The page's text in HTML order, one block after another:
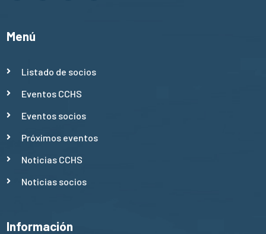
Menú
Listado de socios
Eventos CCHS
Eventos socios
Próximos eventos
Noticias CCHS
Noticias socios
Información